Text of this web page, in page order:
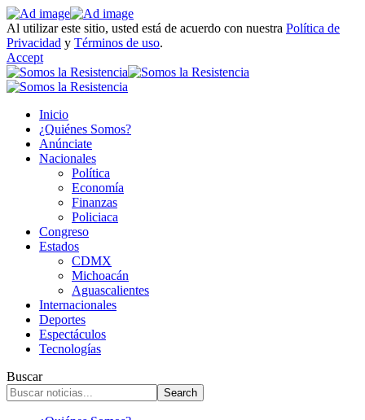
Al utilizar este sitio, usted está de acuerdo con nuestra Política de
Privacidad y Términos de uso.
Accept
Inicio
¿Quiénes Somos?
Anúnciate
Nacionales
Política
Economía
Finanzas
Policiaca
Congreso
Estados
CDMX
Michoacán
Aguascalientes
Internacionales
Deportes
Espectáculos
Tecnologías
Buscar